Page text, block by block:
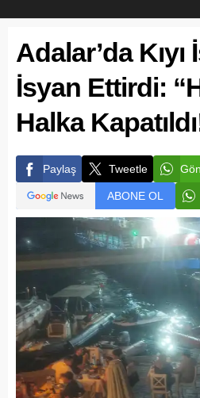
Adalar’da Kıyı
İsyan Ettirdi:
Halka
Paylaş Tweetle
ABONE OL